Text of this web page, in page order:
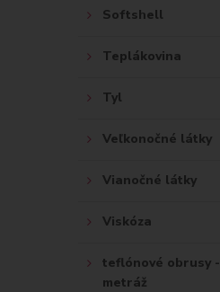
Softshell
Teplákovina
Tyl
Veľkonočné látky
Vianočné látky
Viskóza
teflónové obrusy -
metráž